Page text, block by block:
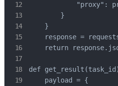
"proxy":
        }
    }
response =
return
def
    payload = {